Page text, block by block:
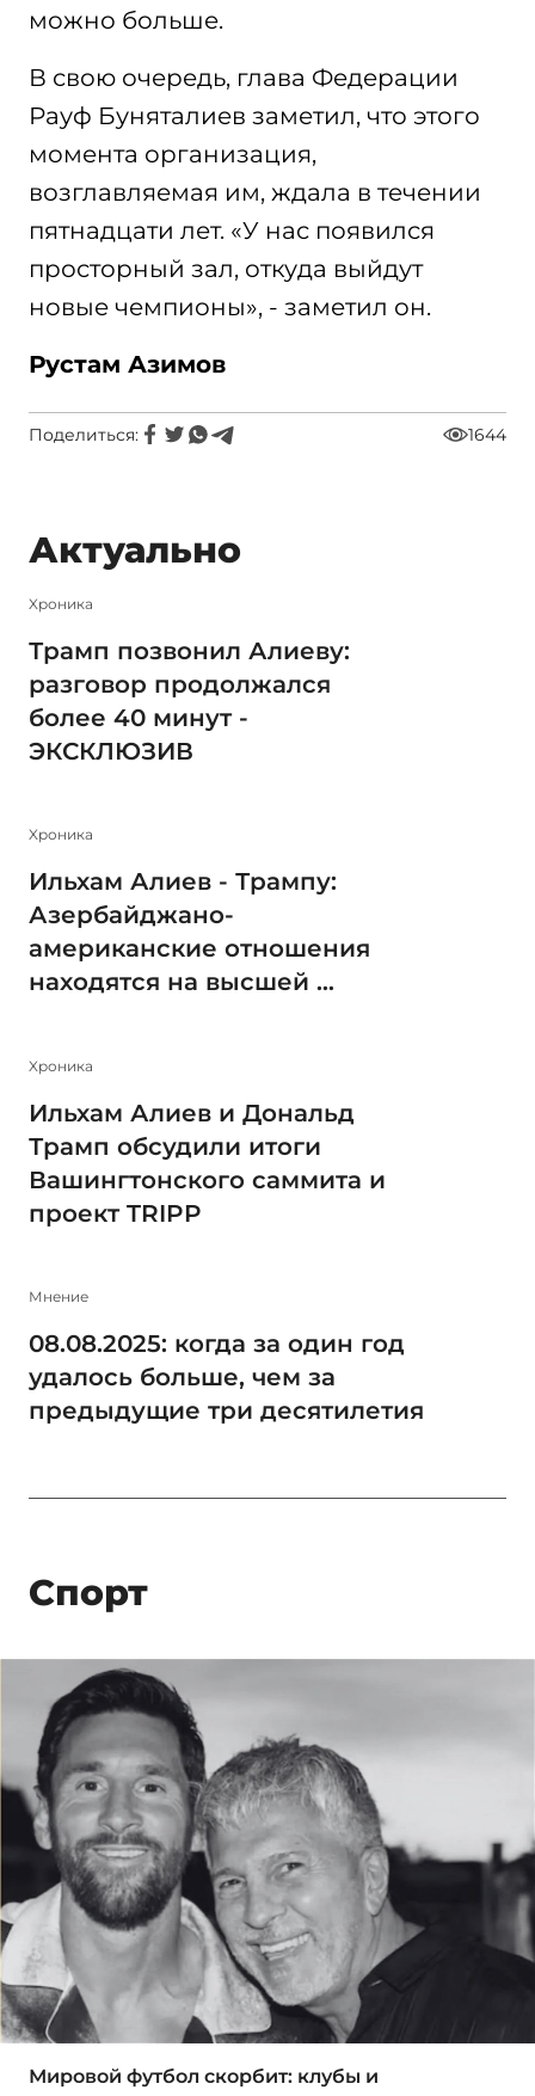
можно больше.
В свою очередь, глава Федерации
Рауф Буняталиев заметил, что этого
момента организация,
возглавляемая им, ждала в течении
пятнадцати лет. «У нас появился
просторный зал, откуда выйдут
новые чемпионы», - заметил он.
Рустам Азимов
Поделиться: 1644
Актуально
Xроника
Трамп позвонил Алиеву:
разговор продолжался
более 40 минут -
ЭКСКЛЮЗИВ
Xроника
Ильхам Алиев - Трампу:
Азербайджано-
американские отношения
находятся на высшей ...
Xроника
Ильхам Алиев и Дональд
Трамп обсудили итоги
Вашингтонского саммита и
проект TRIPP
Мнение
08.08.2025: когда за один год
удалось больше, чем за
предыдущие три десятилетия
Спорт
Мировой футбол скорбит: клубы и